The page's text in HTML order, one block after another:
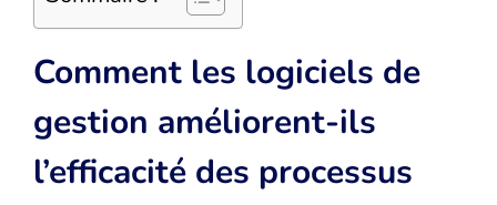
Comment les logiciels de
gestion améliorent-ils
l’efficacité des processus